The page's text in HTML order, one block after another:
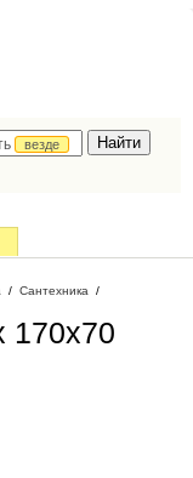
везде
/ Сантехника /
170x70